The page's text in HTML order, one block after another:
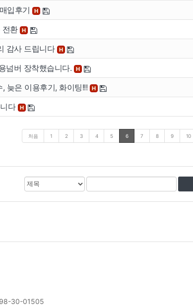
넘버
넘버
이용안내
입후기 H
전환 H
감사 드립니다 H
넘버 장착했습니다. H
늦은 이용후기, 화이팅!!! H
다 H
처음 1 2 3 4 5 6 7 8 9 10
검
색
대
상
검
어
30-01505